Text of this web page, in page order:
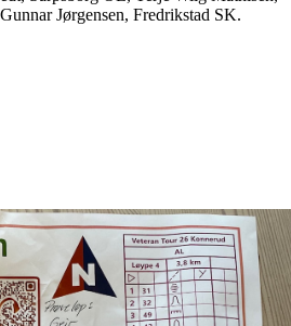
Jørgensen, Fredrikstad SK.